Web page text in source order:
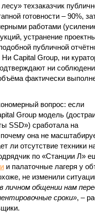
техзаказчик
готовности – 90%,
работами
устранение
публичной
Capital Group, ни
ни
фактически
вопрос: если
Group модель
SSD») сработала на
она не
ли отсутствие техники
по «Станции Л»
и палаточные лагеря у
не изменили
личном общении нам
сроки», –